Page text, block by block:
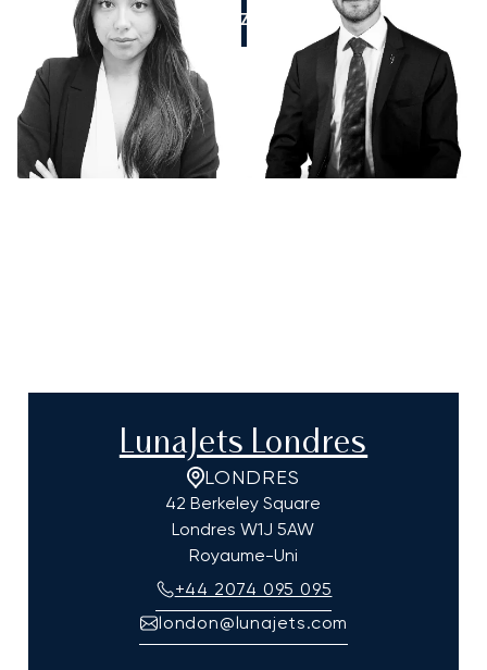
APPELEZ-NOUS
LunaJets Londres
LONDRES
42 Berkeley Square
Londres W1J 5AW
Royaume-Uni
+44 2074 095 095
london@lunajets.com